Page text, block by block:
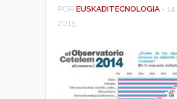
POR EUSKADITECNOLOGIA - 14
2015